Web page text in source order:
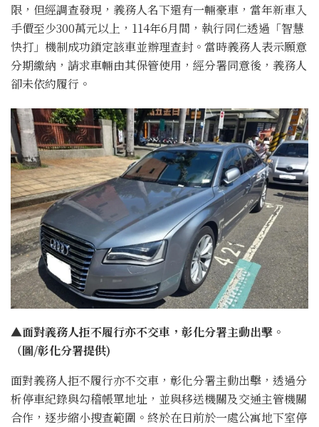
限，但經調查發現，義務人名下還有一輛豪車，當年新車入
手價至少300萬元以上，114年6月間，執行同仁透過「智慧
快打」機制成功鎖定該車並辦理查封。當時義務人表示願意
分期繳納，請求車輛由其保管使用，經分署同意後，義務人
卻未依約履行。
▲面對義務人拒不履行亦不交車，彰化分署主動出擊。
（圖/彰化分署提供)
面對義務人拒不履行亦不交車，彰化分署主動出擊，透過分
析停車紀錄與勾稽帳單地址，並與移送機關及交通主管機關
合作，逐步縮小搜查範圍。終於在日前於一處公寓地下室停